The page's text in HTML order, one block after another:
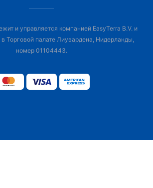
и управляется компанией EasyTerra B.V. и
в Торговой палате Лиувардена, Нидерланды,
номер 01104443.